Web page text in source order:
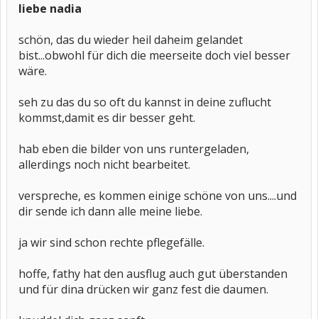
liebe nadia
schön, das du wieder heil daheim gelandet
bist...obwohl für dich die meerseite doch viel besser
wäre.
seh zu das du so oft du kannst in deine zuflucht
kommst,damit es dir besser geht.
hab eben die bilder von uns runtergeladen,
allerdings noch nicht bearbeitet.
verspreche, es kommen einige schöne von uns....und
dir sende ich dann alle meine liebe.
ja wir sind schon rechte pflegefälle.
hoffe, fathy hat den ausflug auch gut überstanden
und für dina drücken wir ganz fest die daumen.